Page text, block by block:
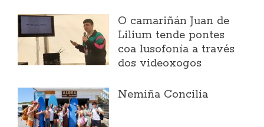
O camariñán Juan de
Lilium tende pontes
coa lusofonía a través
dos videoxogos
Nemiña Concilia